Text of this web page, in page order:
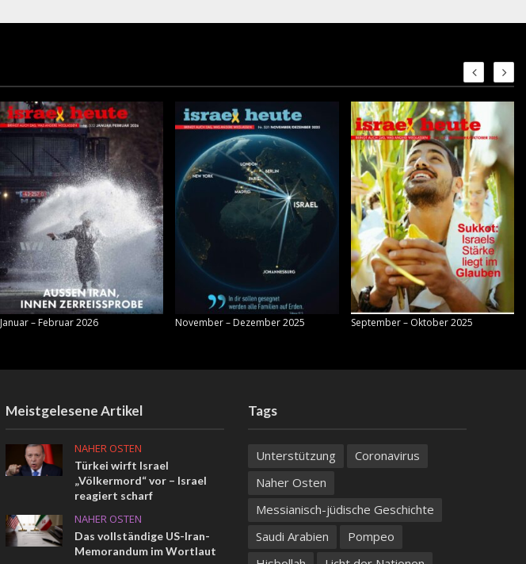
Januar – Februar 2026 November – Dezember 2025 September – Oktober 2025
Meistgelesene Artikel
NAHER OSTEN
Türkei wirft Israel
„Völkermord“ vor – Israel
reagiert scharf
NAHER OSTEN
Das vollständige US-Iran-
Memorandum im Wortlaut
Tags
Unterstützung
Coronavirus
Naher Osten
Messianisch-jüdische Geschichte
Saudi Arabien
Pompeo